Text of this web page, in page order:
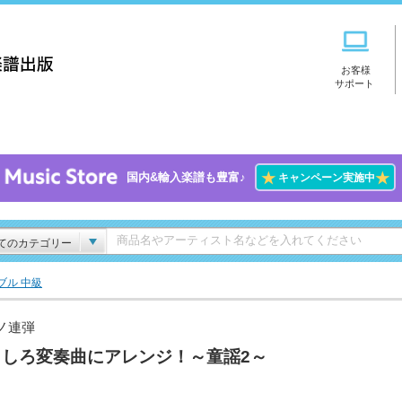
お客様
サポート
国内&輸入楽譜も豊富♪ ★キャンペーン実施中★
のカテゴリー
ル 中級
連弾
ろ変奏曲にアレンジ！～童謡2～